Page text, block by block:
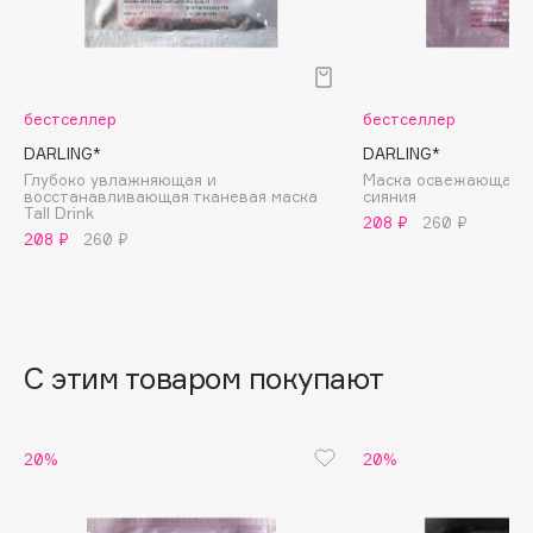
Balmain Hair Couture
Basicare
Batiste
beautyblender
бестселлер
DARLING*
Глубоко увлажняющая и
восстанавливающая тканевая маска
Tall Drink
208 ₽
260 ₽
бестселлер
DARLING*
Маска освежающая
cияния
208 ₽
260 ₽
С этим товаром покупают
20% 20%